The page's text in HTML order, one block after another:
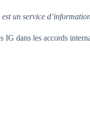
un service
dans les accords